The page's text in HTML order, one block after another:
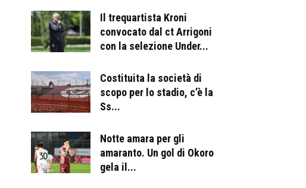
Il trequartista Kroni
convocato dal ct Arrigoni
con la selezione Under...
Costituita la società di
scopo per lo stadio, c’è la
Ss...
Notte amara per gli
amaranto. Un gol di Okoro
gela il...